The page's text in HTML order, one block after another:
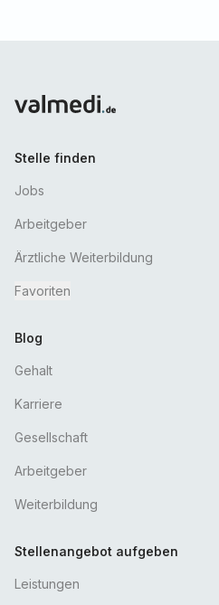
Stelle finden
Jobs
Arbeitgeber
Ärztliche Weiterbildung
Favoriten
Blog
Gehalt
Karriere
Gesellschaft
Arbeitgeber
Weiterbildung
Stellenangebot aufgeben
Leistungen